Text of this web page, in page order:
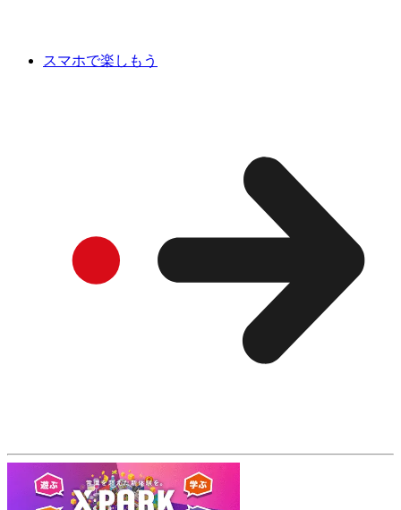
スマホで楽しもう